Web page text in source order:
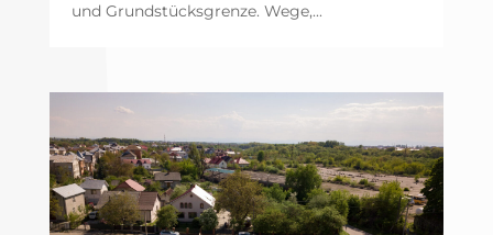
und Grundstücksgrenze. Wege,...